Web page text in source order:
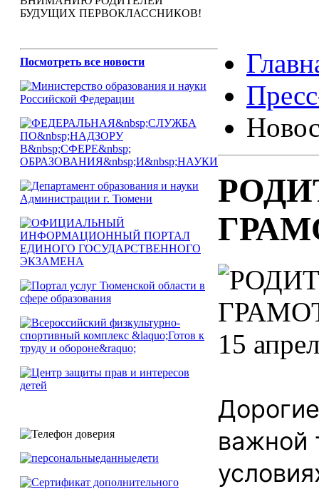
БУДУЩИХ ПЕРВОКЛАССНИКОВ!
Посмотреть все новости
15
важной